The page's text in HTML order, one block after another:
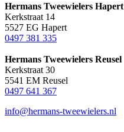
Hermans Tweewielers Hapert
Kerkstraat 14
5527 EG Hapert
0497 381 335
Hermans Tweewielers Reusel
Kerkstraat 30
5541 EM Reusel
0497 641 367
info@hermans-tweewielers.nl